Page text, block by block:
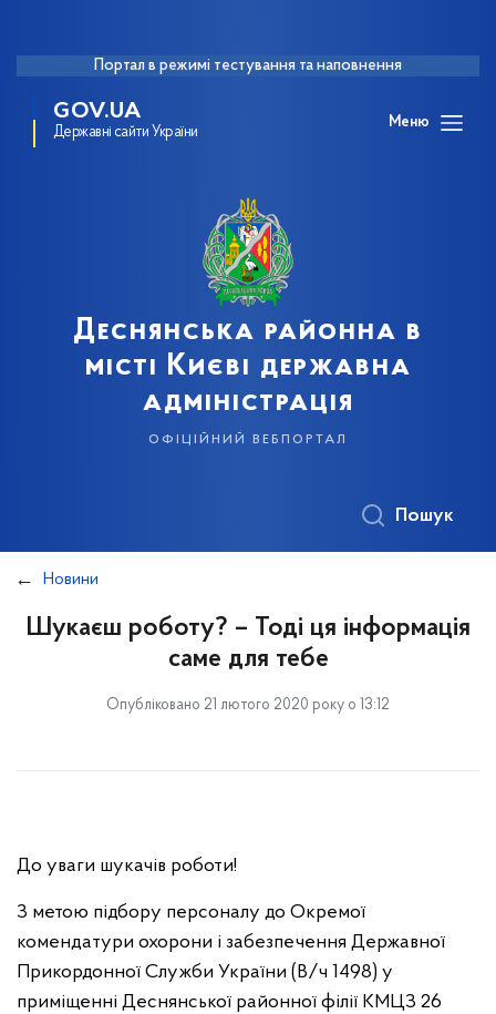
Портал в режимі тестування та наповнення
GOV.UA
Державні сайти України
Меню
Деснянська районна в
місті Києві державна
адміністрація
офіційний вебпортал
Пошук
Новини
Шукаєш роботу? – Тоді ця інформація
саме для тебе
Опубліковано 21 лютого 2020 року о 13:12
До уваги шукачів роботи!
З метою підбору персоналу до Окремої
комендатури охорони і забезпечення Державної
Прикордонної Служби України (В/ч 1498) у
приміщенні Деснянської районної філії КМЦЗ 26